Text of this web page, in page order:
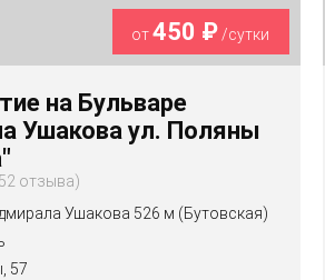
от450 ₽ /сутки
на Бульваре
Ушакова ул. Поляны
52 отзыва
Ушакова 526 м (Бутовская)
57